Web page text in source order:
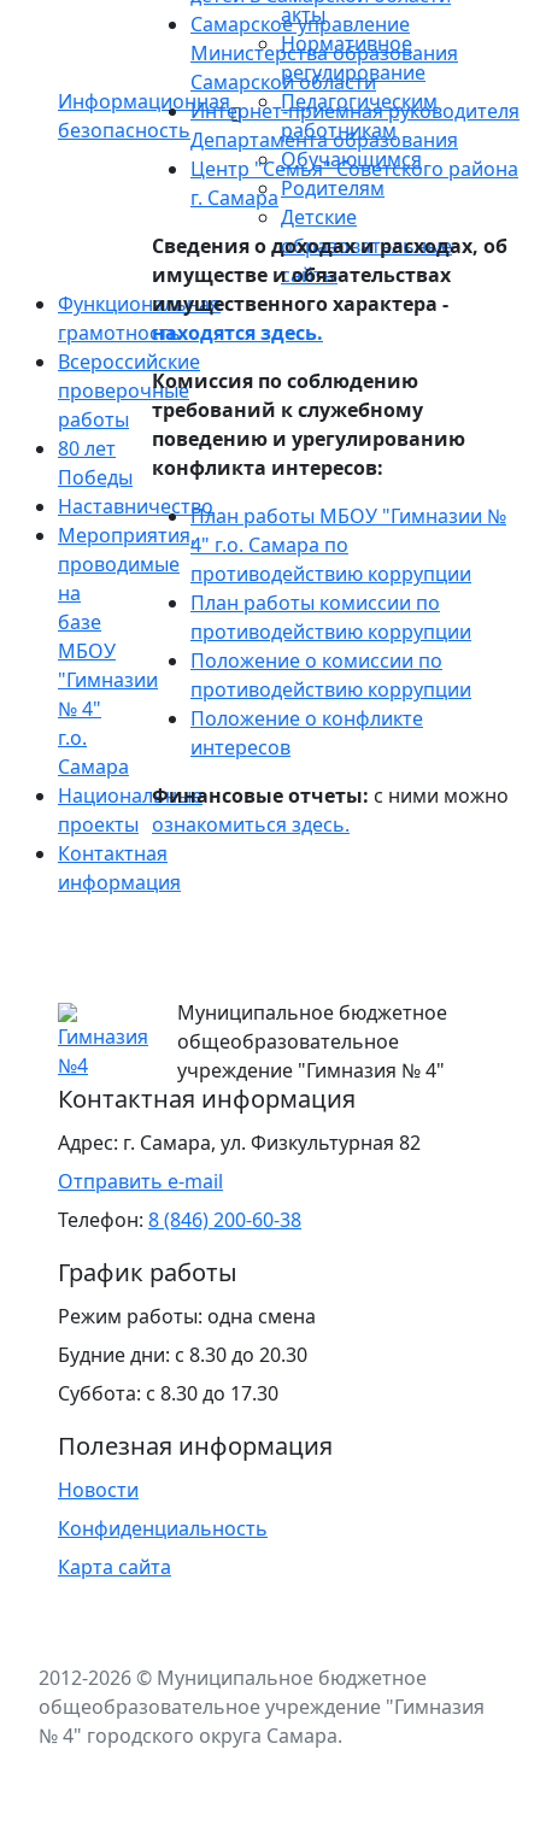
Информационная
безопасность
акты
Нормативное
регулирование
Педагогическим
работникам
Обучающимся
Родителям
Детские
образовательные
сайты
Функциональная
грамотность
Всероссийские
проверочные
работы
80 лет
Победы
Наставничество
Мероприятия,
проводимые
на
базе
МБОУ
"Гимназии
№ 4"
г.о.
Самара
Национальные
проекты
Контактная
информация
Самарское управление
Министерства образования
Самарской области
Интернет-приемная руководителя
Департамента образования
Центр "Семья" Советского района
г. Самара
Сведения о доходах и расходах, об
имуществе и обязательствах
имущественного характера -
находятся здесь.
Комиссия по соблюдению
требований к служебному
поведению и урегулированию
конфликта интересов:
План работы МБОУ "Гимназии №
4" г.о. Самара по
противодействию коррупции
План работы комиссии по
противодействию коррупции
Положение о комиссии по
противодействию коррупции
Положение о конфликте
интересов
Финансовые отчеты: с ними можно
ознакомиться здесь.
Муниципальное бюджетное
общеобразовательное
учреждение "Гимназия № 4"
Контактная информация
Адрес: г. Самара, ул. Физкультурная 82
Отправить e-mail
Телефон: 8 (846) 200-60-38
График работы
Режим работы: одна смена
Будние дни: с 8.30 до 20.30
Суббота: с 8.30 до 17.30
Полезная информация
Новости
Конфиденциальность
Карта сайта
2012-2026 © Муниципальное бюджетное
общеобразовательное учреждение "Гимназия
№ 4" городского округа Самара.